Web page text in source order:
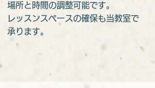
場所と時間の調整可能です。
​レッスンスペースの確保も当教室で
承ります。